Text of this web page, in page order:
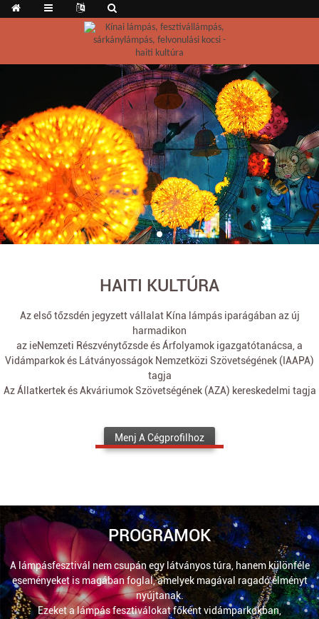
HAITI KULTÚRA
Az első tőzsdén jegyzett vállalat Kína lámpás iparágában az új
harmadikon
az ieNemzeti Részvénytőzsde és Árfolyamok igazgatótanácsa, a
Vidámparkok és Látványosságok Nemzetközi Szövetségének (IAAPA)
tagja
Az Állatkertek és Akváriumok Szövetségének (AZA) kereskedelmi tagja
Menj A Cégprofilhoz
PROGRAMOK
A lámpásfesztivál nem csupán egy látványos túra, hanem különféle
eseményeket is magában foglal, amelyek magával ragadó élményt
nyújtanak.
Ezeket a lámpás fesztiválokat főként vidámparkokban,